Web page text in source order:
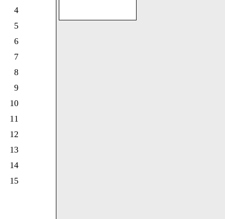
4
5
6
7
8
9
10
11
12
13
14
15